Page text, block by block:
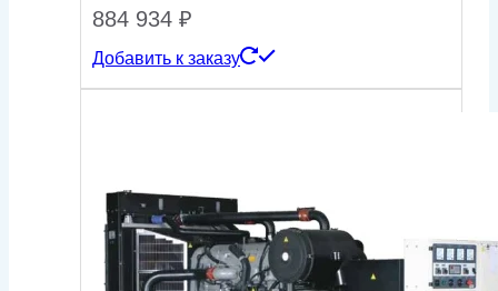
884 934 ₽
Добавить к заказу